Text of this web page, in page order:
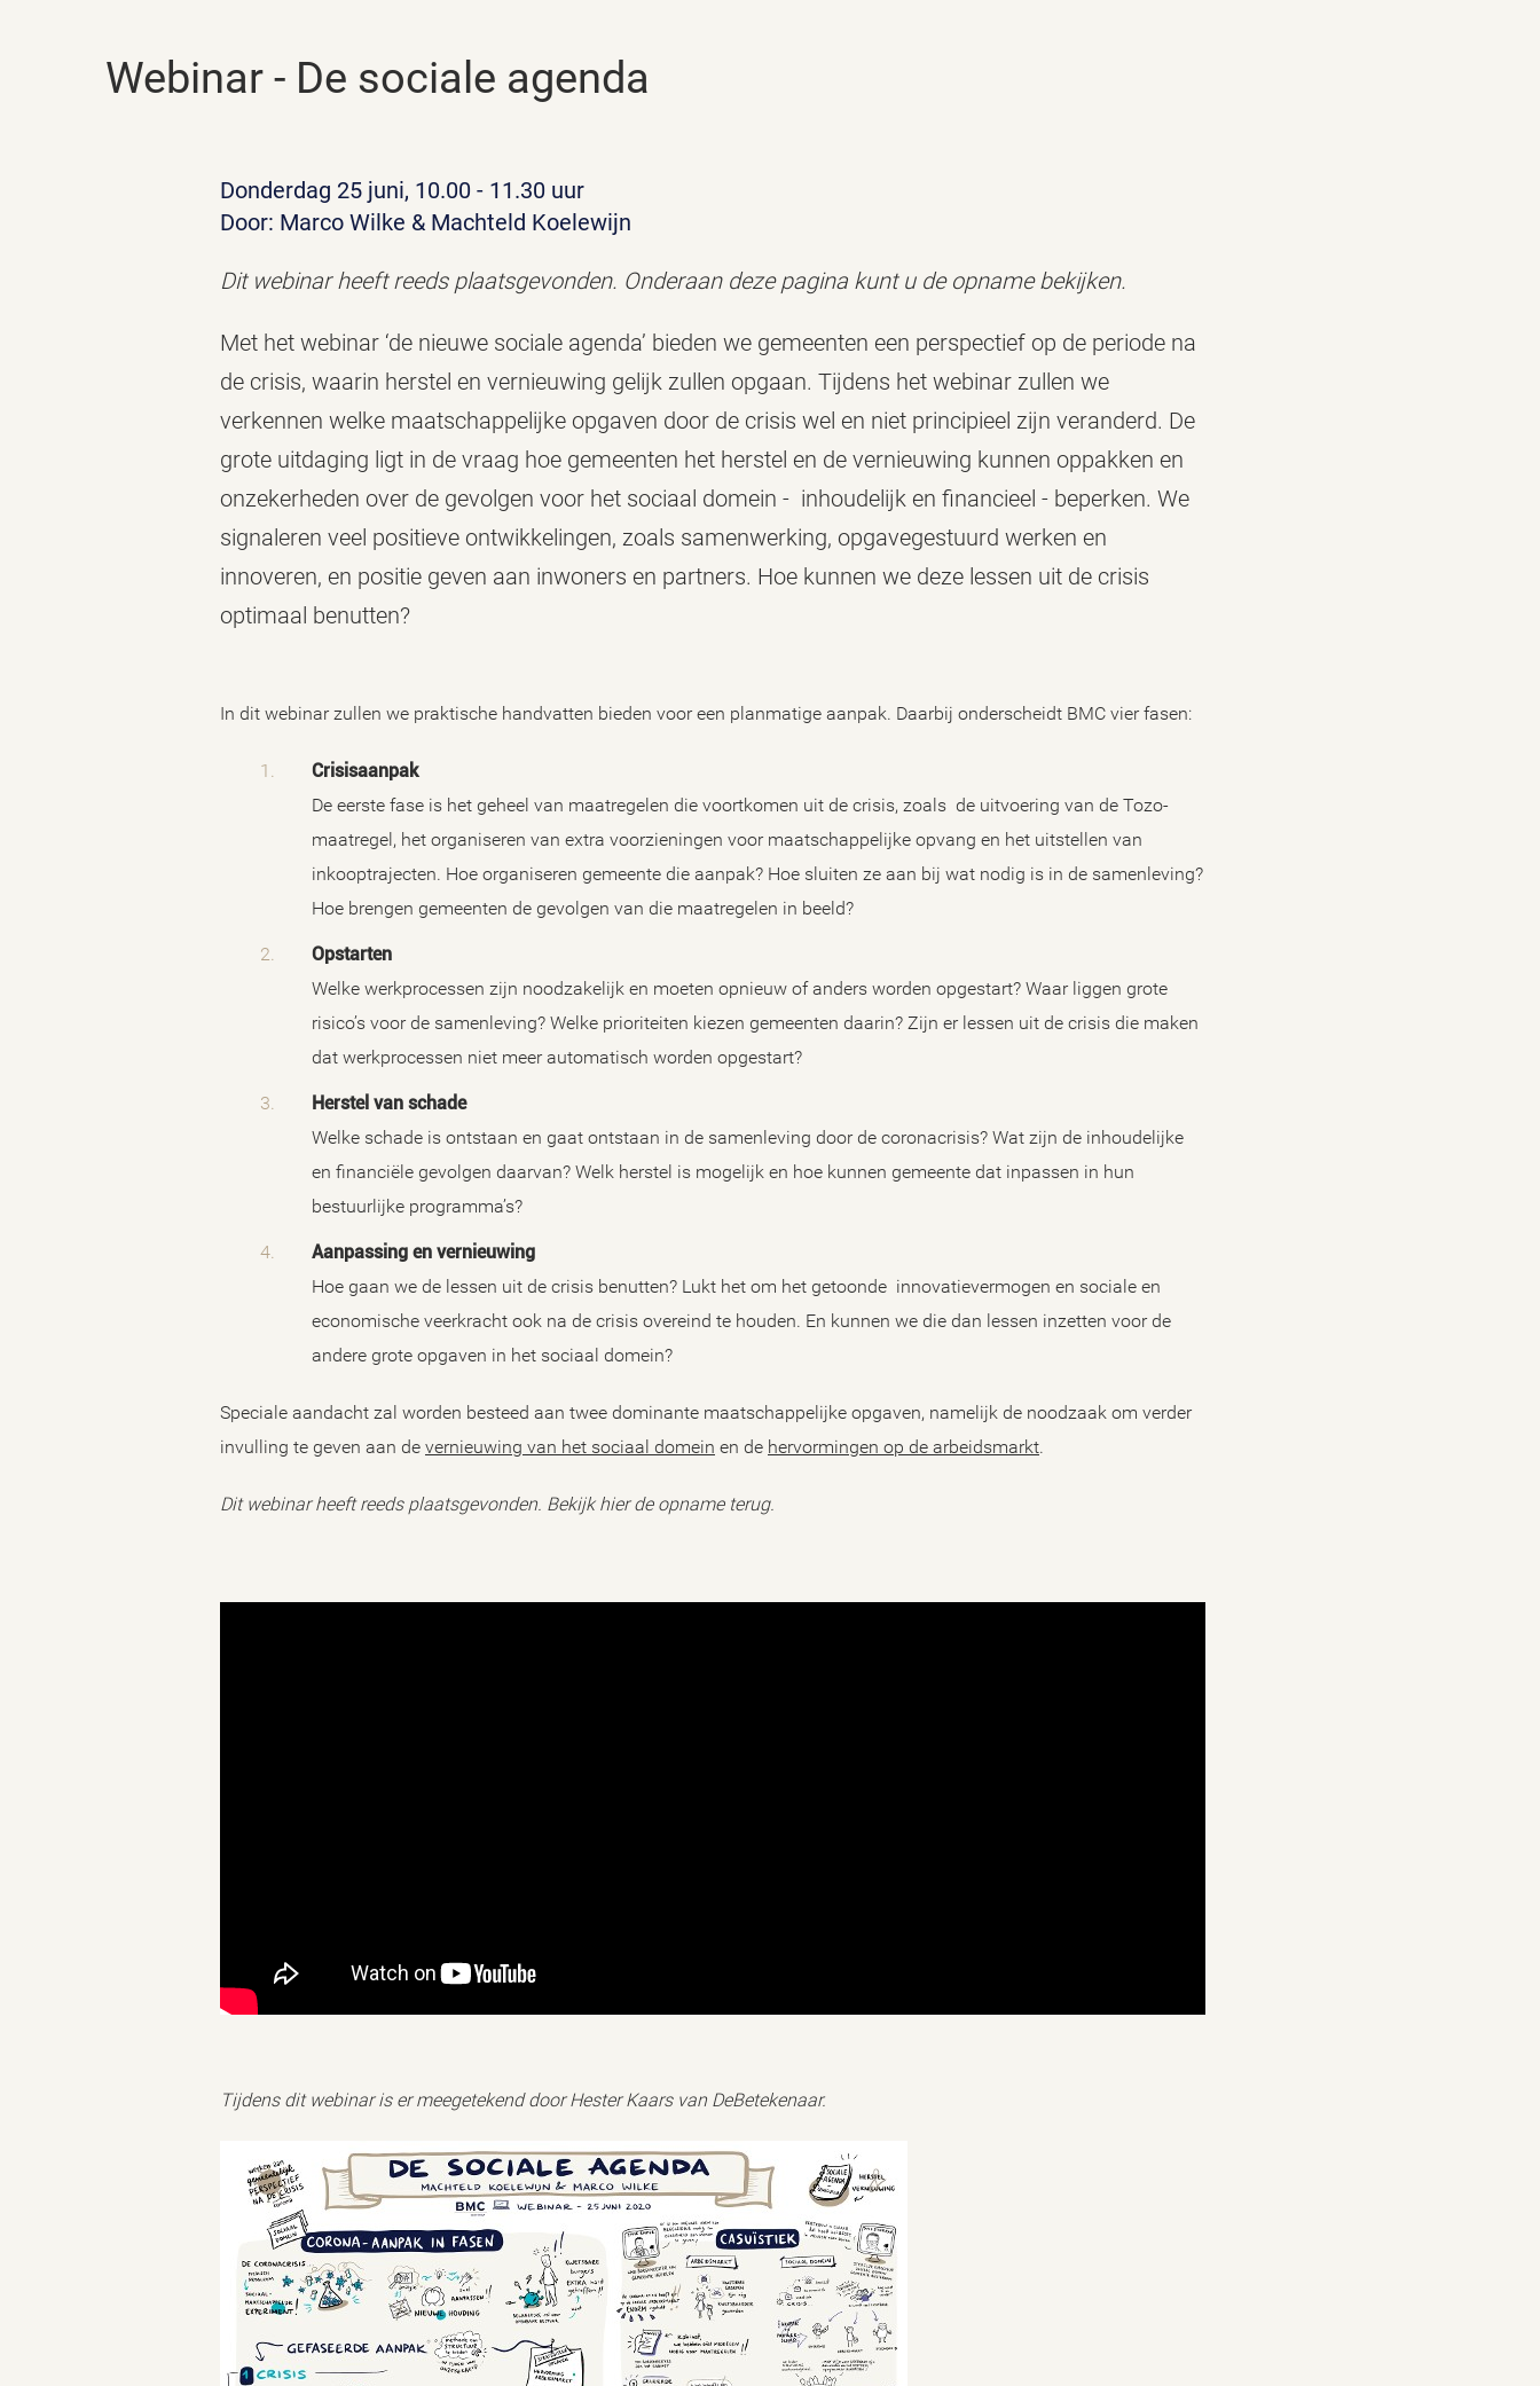
Webinar - De sociale agenda
Donderdag 25 juni, 10.00 - 11.30 uur
Door: Marco Wilke & Machteld Koelewijn
Dit webinar heeft reeds plaatsgevonden. Onderaan deze pagina kunt u de opname bekijken.
Met het webinar ‘de nieuwe sociale agenda’ bieden we gemeenten een perspectief op de periode na
de crisis, waarin herstel en vernieuwing gelijk zullen opgaan. Tijdens het webinar zullen we
verkennen welke maatschappelijke opgaven door de crisis wel en niet principieel zijn veranderd. De
grote uitdaging ligt in de vraag hoe gemeenten het herstel en de vernieuwing kunnen oppakken en
onzekerheden over de gevolgen voor het sociaal domein - inhoudelijk en financieel - beperken. We
signaleren veel positieve ontwikkelingen, zoals samenwerking, opgavegestuurd werken en
innoveren, en positie geven aan inwoners en partners. Hoe kunnen we deze lessen uit de crisis
optimaal benutten?
In dit webinar zullen we praktische handvatten bieden voor een planmatige aanpak. Daarbij onderscheidt BMC vier fasen:
Crisisaanpak
De eerste fase is het geheel van maatregelen die voortkomen uit de crisis, zoals de uitvoering van de Tozo-
maatregel, het organiseren van extra voorzieningen voor maatschappelijke opvang en het uitstellen van
inkooptrajecten. Hoe organiseren gemeente die aanpak? Hoe sluiten ze aan bij wat nodig is in de samenleving?
Hoe brengen gemeenten de gevolgen van die maatregelen in beeld?
Opstarten
Welke werkprocessen zijn noodzakelijk en moeten opnieuw of anders worden opgestart? Waar liggen grote
risico’s voor de samenleving? Welke prioriteiten kiezen gemeenten daarin? Zijn er lessen uit de crisis die maken
dat werkprocessen niet meer automatisch worden opgestart?
Herstel van schade
Welke schade is ontstaan en gaat ontstaan in de samenleving door de coronacrisis? Wat zijn de inhoudelijke
en financiële gevolgen daarvan? Welk herstel is mogelijk en hoe kunnen gemeente dat inpassen in hun
bestuurlijke programma’s?
Aanpassing en vernieuwing
Hoe gaan we de lessen uit de crisis benutten? Lukt het om het getoonde innovatievermogen en sociale en
economische veerkracht ook na de crisis overeind te houden. En kunnen we die dan lessen inzetten voor de
andere grote opgaven in het sociaal domein?
Speciale aandacht zal worden besteed aan twee dominante maatschappelijke opgaven, namelijk de noodzaak om verder
invulling te geven aan de vernieuwing van het sociaal domein en de hervormingen op de arbeidsmarkt.
Dit webinar heeft reeds plaatsgevonden. Bekijk hier de opname terug.
Tijdens dit webinar is er meegetekend door Hester Kaars van DeBetekenaar.